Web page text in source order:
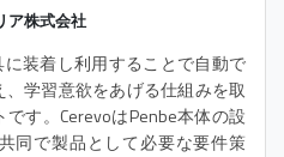
ア株式会社
装着し利用することで自動で
学習意欲をあげる仕組みを取
す。CerevoはPenbe本体の設
同で製品として必要な要件策